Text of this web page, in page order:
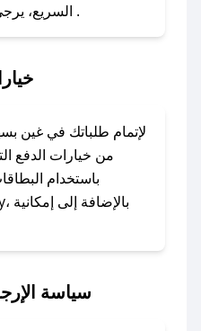
لا تقلق! يمكنك
وسنقوم بحل
في حال عدم توفر
مراسلتنا مباشرة
السريع، يرجى تقديم طلبك قبل الساعة .
لإتمام طلباتك في غين
من خيارات الدفع
باستخدام
سياسة